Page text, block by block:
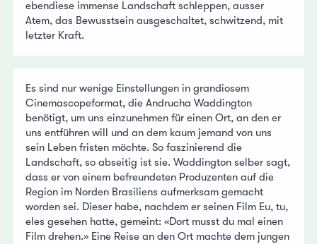
ebendiese immense Landschaft schleppen, ausser
Atem, das Bewusstsein ausgeschaltet, schwitzend, mit
letzter Kraft.
Es sind nur wenige Einstellungen in grandiosem
Cinemascopeformat, die Andrucha Waddington
benötigt, um uns einzunehmen für einen Ort, an den er
uns entführen will und an dem kaum jemand von uns
sein Leben fristen möchte. So faszinierend die
Landschaft, so abseitig ist sie. Waddington selber sagt,
dass er von einem befreundeten Produzenten auf die
Region im Norden Brasiliens aufmerksam gemacht
worden sei. Dieser habe, nachdem er seinen Film Eu, tu,
eles gesehen hatte, gemeint: «Dort musst du mal einen
Film drehen.» Eine Reise an den Ort machte dem jungen